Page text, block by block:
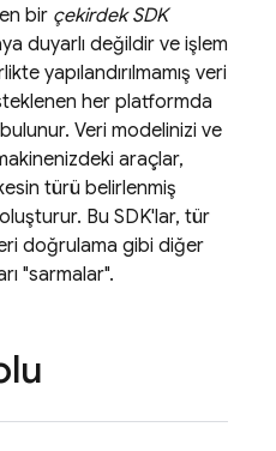
bir çekirdek SDK
duyarlı değildir ve işlem
yapılandırılmamış veri
her platformda
Veri modelinizi ve
araçlar,
türü belirlenmiş
Bu SDK'lar, tür
doğrulama gibi diğer
"sarmalar".